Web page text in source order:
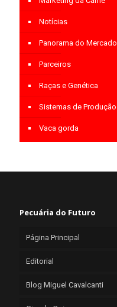
Notícias
Panorama do Mercado
Parceiros
Raças e Genética
Sistemas de Produção
Vaca gorda
Pecuária do Futuro
Página Principal
Editorial
Blog Miguel Cavalcanti